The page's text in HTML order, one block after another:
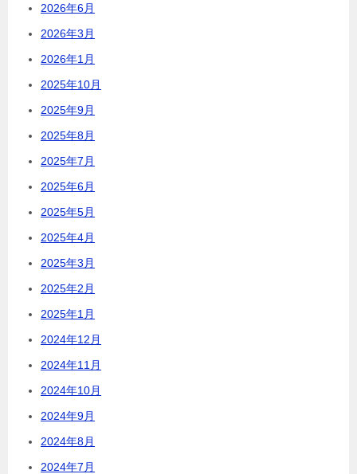
2026年6月
2026年3月
2026年1月
2025年10月
2025年9月
2025年8月
2025年7月
2025年6月
2025年5月
2025年4月
2025年3月
2025年2月
2025年1月
2024年12月
2024年11月
2024年10月
2024年9月
2024年8月
2024年7月